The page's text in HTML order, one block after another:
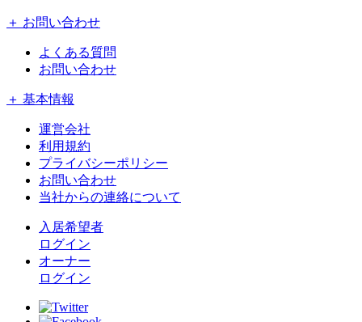
＋ お問い合わせ
よくある質問
お問い合わせ
＋ 基本情報
運営会社
利用規約
プライバシーポリシー
お問い合わせ
当社からの連絡について
入居希望者
ログイン
オーナー
ログイン